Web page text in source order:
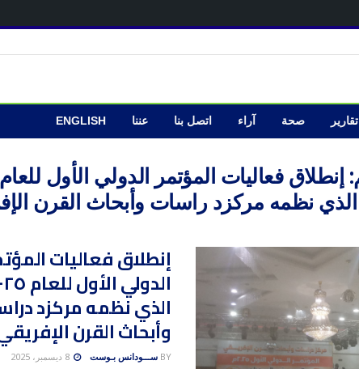
تقارير صحة آراء اتصل بنا عننا ENGLISH
إنطلاق فعاليات المؤتمر الدولي الأول للعام
إنطلاق فعاليات
الدولي الأول
الذي نظمه مركزد
وأبحاث القرن
BY ســـودانس بـوست 8 ديسمبر، 2025